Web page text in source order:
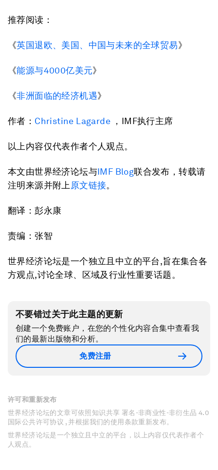
推荐阅读：
《英国退欧、美国、中国与未来的全球贸易》
《能源与4000亿美元》
《非洲面临的经济机遇》
作者： Christine Lagarde ，IMF执行主席
以上内容仅代表作者个人观点。
本文由世界经济论坛与IMF Blog联合发布，转载请
注明来源并附上 原文链接。
翻译：彭永康
责编：张智
世界经济论坛是一个独立且中立的平台,旨在集合各
方观点,讨论全球、区域及行业性重要话题。
不要错过关于此主题的更新
创建一个免费账户，在您的个性化内容合集中查看我
们的最新出版物和分析。
免费注册
许可和重新发布
世界经济论坛的文章可依照知识共享 署名-非商业性-非衍生品 4.0
国际公共许可协议 , 并根据我们的使用条款重新发布。
世界经济论坛是一个独立且中立的平台，以上内容仅代表作者个
人观点。